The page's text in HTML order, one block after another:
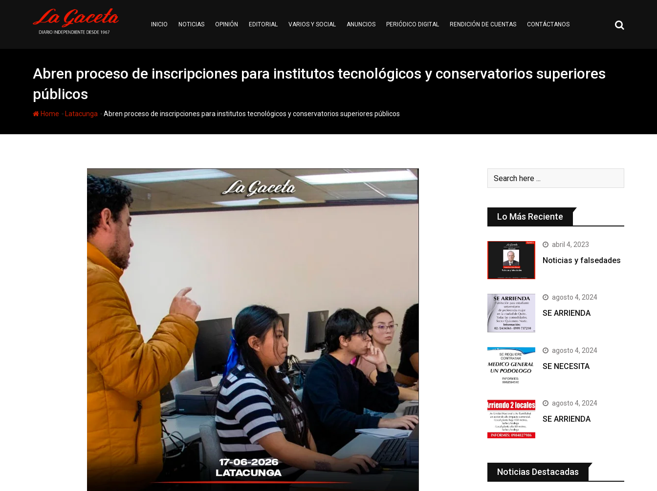
INICIO NOTICIAS OPINIÓN EDITORIAL VARIOS Y SOCIAL ANUNCIOS PERIÓDICO DIGITAL RENDICIÓN DE CUENTAS CONTÁCTANOS
Abren proceso de inscripciones para institutos tecnológicos y conservatorios superiores
públicos
Home - Latacunga -Abren proceso de inscripciones para institutos tecnológicos y conservatorios superiores públicos
Lo Más Reciente
abril 4, 2023
Noticias y falsedades
agosto 4, 2024
SE ARRIENDA
agosto 4, 2024
SE NECESITA
agosto 4, 2024
SE ARRIENDA
Noticias Destacadas